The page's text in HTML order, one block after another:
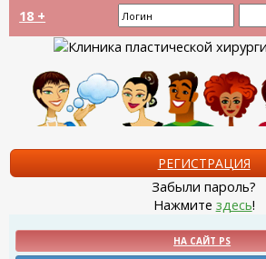
18 +
РЕГИСТРАЦИЯ
Забыли пароль?
Нажмите здесь!
НА САЙТ PS